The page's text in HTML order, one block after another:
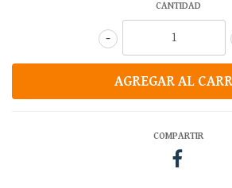
CANTIDAD
-
COMPARTIR